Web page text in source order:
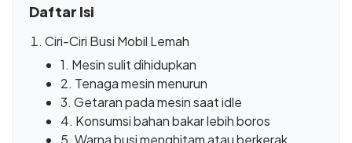
Daftar Isi
Ciri-Ciri Busi Mobil Lemah
1. Mesin sulit dihidupkan
2. Tenaga mesin menurun
3. Getaran pada mesin saat idle
4. Konsumsi bahan bakar lebih boros
5. Warna busi menghitam atau berkerak